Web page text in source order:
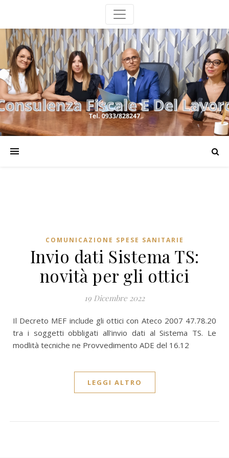
COMUNICAZIONE SPESE SANITARIE
Invio dati Sistema TS:
novità per gli ottici
19 Dicembre 2022
Il Decreto MEF include gli ottici con Ateco 2007 47.78.20
tra i soggetti obbligati all'invio dati al Sistema TS. Le
modlità tecniche ne Provvedimento ADE del 16.12
LEGGI ALTRO